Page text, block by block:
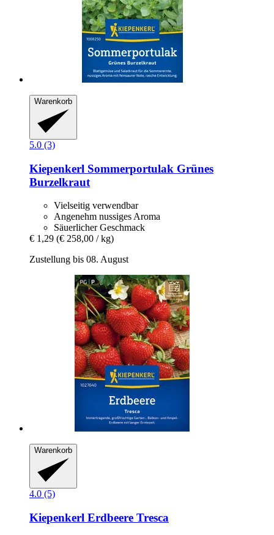
Warenkorb
5.0 (3)
Kiepenkerl Sommerportulak Grünes
Burzelkraut
Vielseitig verwendbar
Angenehm nussiges Aroma
Säuerlicher Geschmack
€ 1,29 (€ 258,00 / kg)
Zustellung bis 08. August
Warenkorb
4.0 (5)
Kiepenkerl Erdbeere Tresca